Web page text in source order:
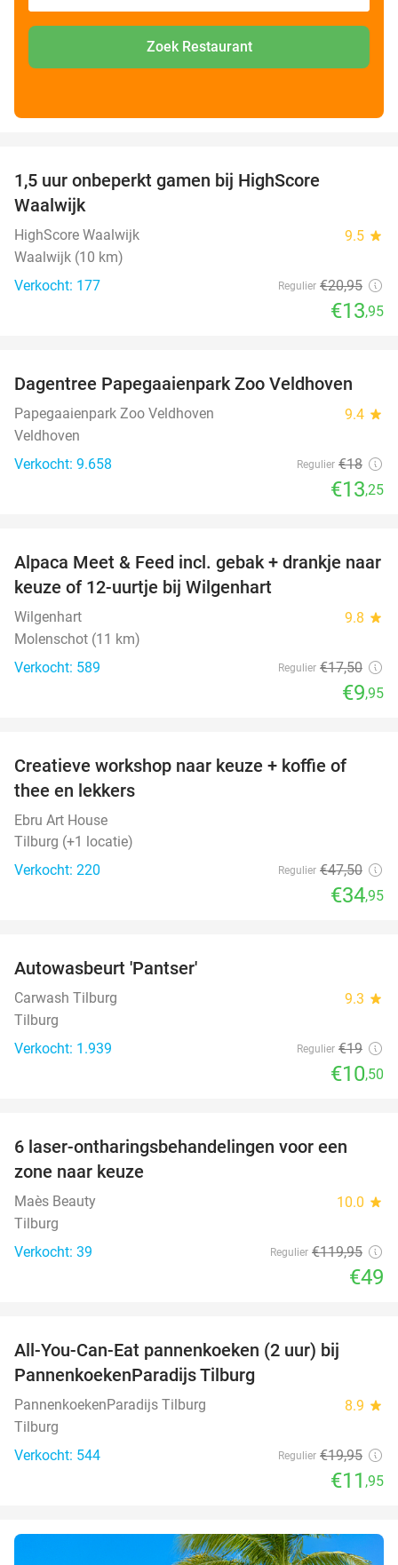
Zoek Restaurant
1,5 uur onbeperkt gamen bij HighScore
Waalwijk
HighScore Waalwijk 9.5 star
Waalwijk (10 km)
Verkocht: 177
Regulier €20,95
€13,95
26%
Dagentree Papegaaienpark Zoo Veldhoven
Papegaaienpark Zoo Veldhoven 9.4 star
Veldhoven
Verkocht: 9.658
Regulier €18
€13,25
43%
Alpaca Meet & Feed incl. gebak + drankje naar
keuze of 12-uurtje bij Wilgenhart
Wilgenhart 9.8 star
Molenschot (11 km)
Verkocht: 589
Regulier €17,50
€9,95
26%
Creatieve workshop naar keuze + koffie of
thee en lekkers
Ebru Art House
Tilburg (+1 locatie)
Verkocht: 220
Regulier €47,50
€34,95
Autowasbeurt 'Pantser'
Carwash Tilburg 9.3 star
Tilburg
Verkocht: 1.939
Regulier €19
€10,50
59%
6 laser-ontharingsbehandelingen voor een
zone naar keuze
Maès Beauty 10.0 star
Tilburg
Verkocht: 39
Regulier €119,95
€49
All-You-Can-Eat pannenkoeken (2 uur) bij
PannenkoekenParadijs Tilburg
PannenkoekenParadijs Tilburg 8.9 star
Tilburg
Verkocht: 544
Regulier €19,95
€11 ,95